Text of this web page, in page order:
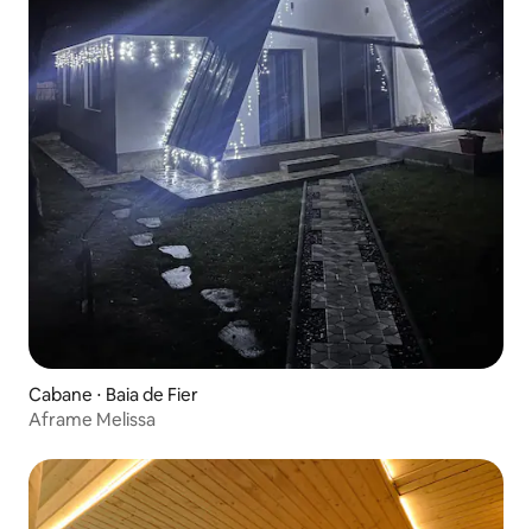
Cabane ⋅ Baia de Fier
Aframe Melissa